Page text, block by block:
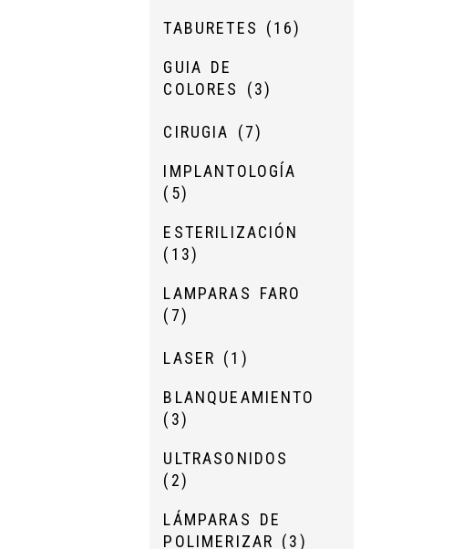
TABURETES (16)
GUIA DE
COLORES (3)
CIRUGIA (7)
IMPLANTOLOGÍA
(5)
ESTERILIZACIÓN
(13)
LAMPARAS FARO
(7)
LASER (1)
BLANQUEAMIENTO
(3)
ULTRASONIDOS
(2)
LÁMPARAS DE
POLIMERIZAR (3)